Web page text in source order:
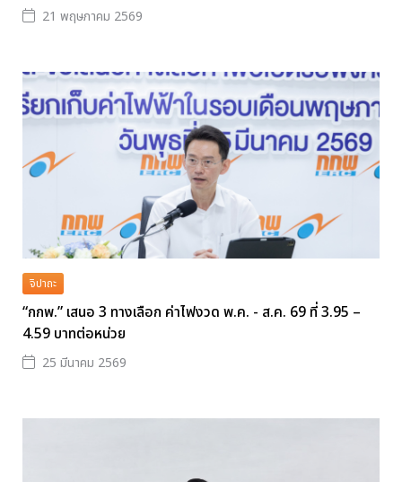
21 พฤษภาคม 2569
จิปาถะ
“กกพ.” เสนอ 3 ทางเลือก ค่าไฟงวด พ.ค. - ส.ค. 69 ที่ 3.95 –
4.59 บาทต่อหน่วย
25 มีนาคม 2569